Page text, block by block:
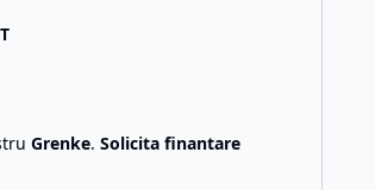
Grenke. Solicita finantare